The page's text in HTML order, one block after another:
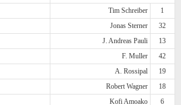
Tim Schreiber
1
Jonas Sterner
32
J. Andreas Pauli
13
F. Muller
42
A. Rossipal
19
Robert Wagner
18
Kofi Amoako
6